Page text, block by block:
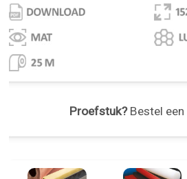
Proefstuk?Bestel een